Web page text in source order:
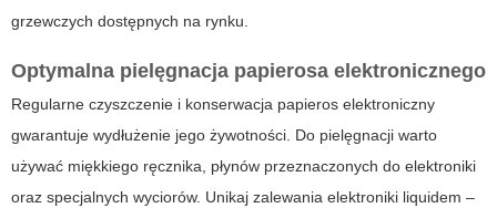
grzewczych dostępnych na rynku.
Optymalna pielęgnacja papierosa elektronicznego
Regularne czyszczenie i konserwacja papieros elektroniczny
gwarantuje wydłużenie jego żywotności. Do pielęgnacji warto
używać miękkiego ręcznika, płynów przeznaczonych do elektroniki
oraz specjalnych wyciorów. Unikaj zalewania elektroniki liquidem –